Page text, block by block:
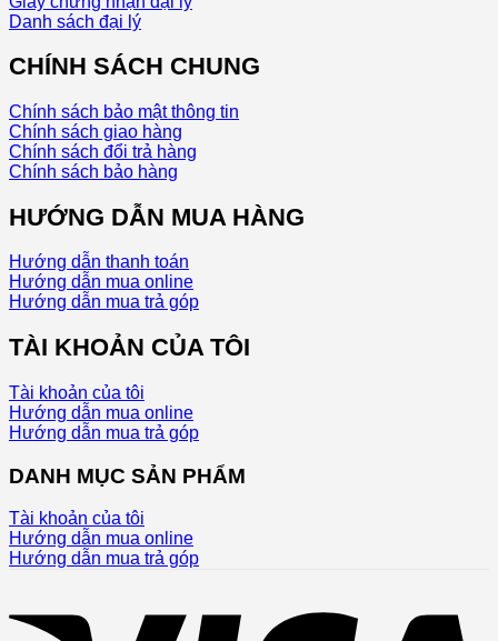
Danh sách đại lý
CHÍNH SÁCH CHUNG
Chính sách bảo mật thông tin
Chính sách giao hàng
Chính sách đổi trả hàng
Chính sách bảo hàng
HƯỚNG DẪN MUA HÀNG
Hướng dẫn thanh toán
Hướng dẫn mua online
Hướng dẫn mua trả góp
TÀI KHOẢN CỦA TÔI
Tài khoản của tôi
Hướng dẫn mua online
Hướng dẫn mua trả góp
DANH MỤC SẢN PHẨM
Tài khoản của tôi
Hướng dẫn mua online
Hướng dẫn mua trả góp